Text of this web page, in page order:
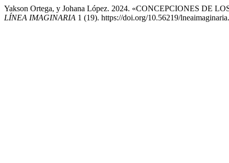
Yakson Ortega, y Johana López. 2024. «CONCEPCIONES DE
LÍNEA IMAGINARIA 1 (19). https://doi.org/10.56219/